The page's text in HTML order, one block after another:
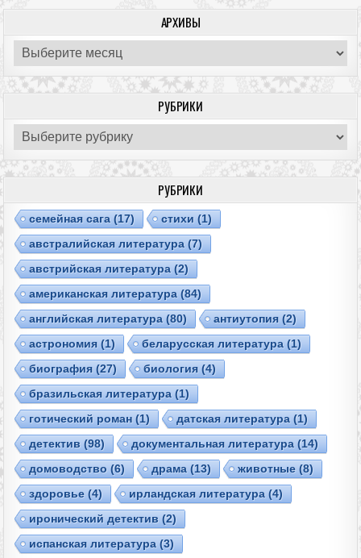
АРХИВЫ
Архивы
РУБРИКИ
Рубрики
РУБРИКИ
cемейная сага (17) cтихи (1)
австралийская литература (7)
австрийская литература (2)
американская литература (84)
английская литература (80) антиутопия (2)
астрономия (1) беларусская литература (1)
биография (27) биология (4)
бразильская литература (1)
готический роман (1) датская литература (1)
детектив (98) документальная литература (14)
домоводство (6) драма (13) животные (8)
здоровье (4) ирландская литература (4)
иронический детектив (2)
испанская литература (3)